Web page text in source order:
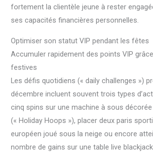
fortement la clientèle jeune à rester
ses capacités financières personnelles.
Optimiser son statut VIP pendant les fêtes
Accumuler rapidement des points VIP
festives
Les défis quotidiens (« daily challenges »)
décembre incluent souvent trois types
cinq spins sur une machine à sous
(« Holiday Hoops »), placer deux paris
européen joué sous la neige ou encore
nombre de gains sur une table live